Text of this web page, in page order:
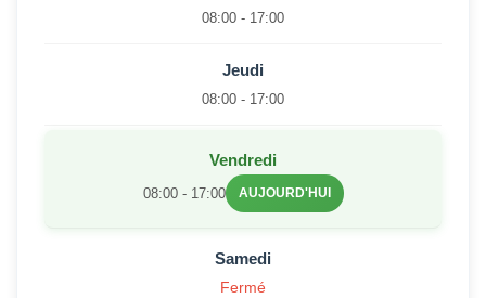
08:00 - 17:00
Jeudi
08:00 - 17:00
Vendredi
08:00 - 17:00 AUJOURD'HUI
Samedi
Fermé